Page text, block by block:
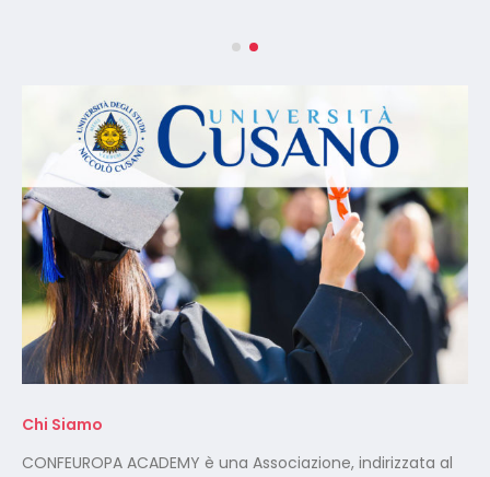
Chi Siamo
CONFEUROPA ACADEMY è una Associazione, indirizzata al